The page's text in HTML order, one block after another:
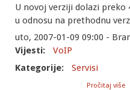
U novoj verziji dolazi preko
u odnosu na prethodnu
uto, 2007-01-09 09:00 -
Vijesti:
VoIP
Kategorije:
Servisi
Pročitaj više